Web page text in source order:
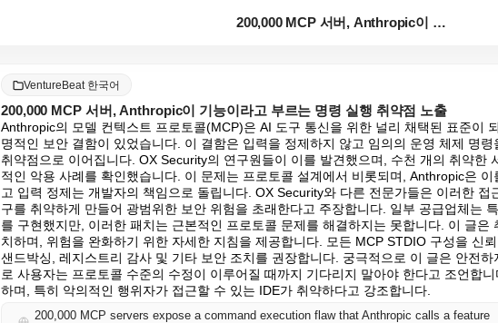
200,000 MCP 서버, Anthropic이 기능이...
VentureBeat 한국어
200,000 MCP 서버, Anthropic이 기능이라고 부르는 명령 실행 취약점 노출
Anthropic의 모델 컨텍스트 프로토콜(MCP)은 AI 도구 통신을 위한 널리 채택된 표준이
명적인 보안 결함이 있었습니다. 이 결함은 입력을 정제하지 않고 임의의 운영 체제 명
취약점으로 이어집니다. OX Security의 연구원들이 이를 발견했으며, 수천 개의 취약한
적인 악용 사례를 확인했습니다. 이 문제는 프로토콜 설계에서 비롯되며, Anthropic은
고 입력 정제는 개발자의 책임으로 돌립니다. OX Security와 다른 전문가들은 이러한 접
구를 취약하게 만들어 광범위한 보안 위험을 초래한다고 주장합니다. 일부 공급업체는
를 구현했지만, 이러한 패치는 근본적인 프로토콜 문제를 해결하지는 못합니다. 이 글은
치하며, 위험을 완화하기 위한 자세한 지침을 제공합니다. 모든 MCP STDIO 구성을 신
샌드박싱, 레지스트리 감사 및 기타 보안 조치를 권장합니다. 궁극적으로 이 글은 안전
로 사용자는 프로토콜 수준의 수정이 이루어질 때까지 기다리지 말아야 한다고 조언합
하며, 특히 악의적인 행위자가 접근할 수 있는 IDE가 취약하다고 강조합니다.
200,000 MCP servers expose a command execution flaw that Anthropic calls a feature